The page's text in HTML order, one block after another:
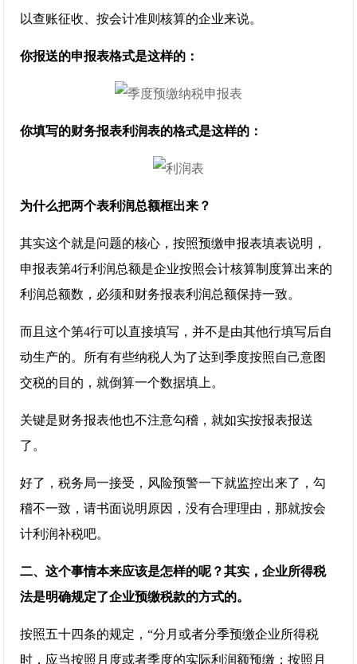
以查账征收、按会计准则核算的企业来说。
你报送的申报表格式是这样的：
你填写的财务报表利润表的格式是这样的：
为什么把两个表利润总额框出来？
其实这个就是问题的核心，按照预缴申报表填表说明，
申报表第4行利润总额是企业按照会计核算制度算出来的
利润总额数，必须和财务报表利润总额保持一致。
而且这个第4行可以直接填写，并不是由其他行填写后自
动生产的。所有有些纳税人为了达到季度按照自己意图
交税的目的，就倒算一个数据填上。
关键是财务报表他也不注意勾稽，就如实按报表报送
了。
好了，税务局一接受，风险预警一下就监控出来了，勾
稽不一致，请书面说明原因，没有合理理由，那就按会
计利润补税吧。
二、这个事情本来应该是怎样的呢？其实，企业所得税
法是明确规定了企业预缴税款的方式的。
按照五十四条的规定，“分月或者分季预缴企业所得税
时，应当按照月度或者季度的实际利润额预缴；按照月